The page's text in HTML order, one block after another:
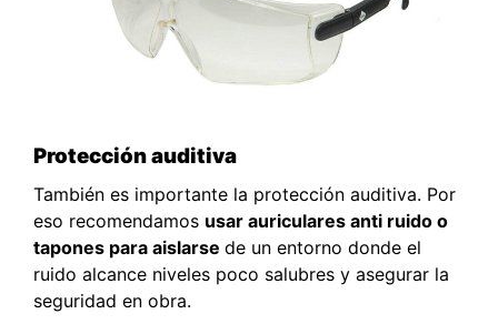
Protección auditiva
También es importante la protección auditiva. Por
eso recomendamos usar auriculares anti ruido o
tapones para aislarse de un entorno donde el
ruido alcance niveles poco salubres y asegurar la
seguridad en obra.